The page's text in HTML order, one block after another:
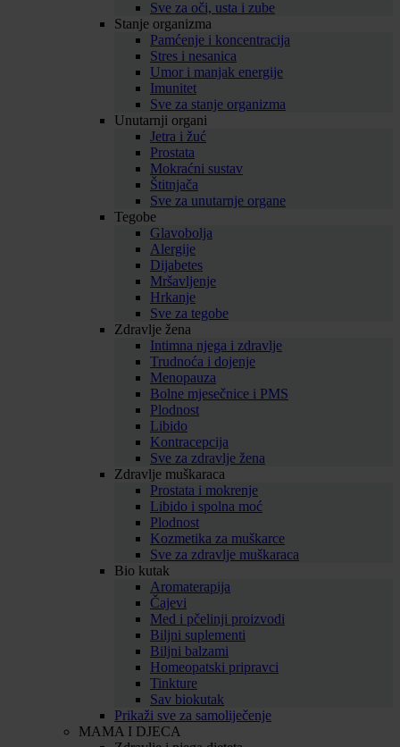
Sve za oči, usta i zube
Stanje organizma
Pamćenje i koncentracija
Stres i nesanica
Umor i manjak energije
Imunitet
Sve za stanje organizma
Unutarnji organi
Jetra i žuć
Prostata
Mokraćni sustav
Štitnjača
Sve za unutarnje organe
Tegobe
Glavobolja
Alergije
Dijabetes
Mršavljenje
Hrkanje
Sve za tegobe
Zdravlje žena
Intimna njega i zdravlje
Trudnoća i dojenje
Menopauza
Bolne mjesečnice i PMS
Plodnost
Libido
Kontracepcija
Sve za zdravlje žena
Zdravlje muškaraca
Prostata i mokrenje
Libido i spolna moć
Plodnost
Kozmetika za muškarce
Sve za zdravlje muškaraca
Bio kutak
Aromaterapija
Čajevi
Med i pčelinji proizvodi
Biljni suplementi
Biljni balzami
Homeopatski pripravci
Tinkture
Sav biokutak
Prikaži sve za samoliječenje
MAMA I DJECA